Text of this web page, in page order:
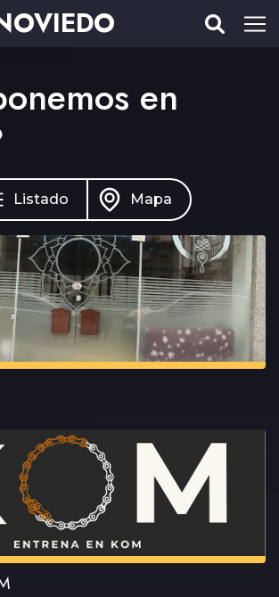
en
Listado Mapa